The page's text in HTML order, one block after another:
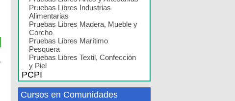
Pruebas Libres Industrias
Alimentarias
Pruebas Libres Madera, Mueble y
Corcho
Pruebas Libres Marítimo
Pesquera
Pruebas Libres Textil, Confección
y Piel
PCPI
Cursos en Comunidades